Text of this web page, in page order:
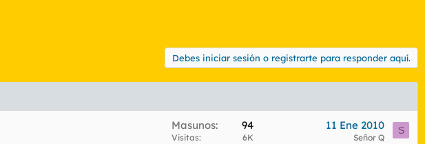
Debes iniciar sesión o registrarte para responder aquí.
Masunos 94
Visitas 6K
11 Ene 2010
Señor Q
S